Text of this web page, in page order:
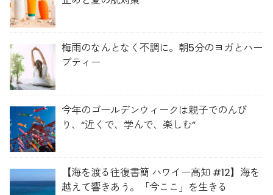
梅雨のなんとなく不調に。朝5分のヨガとハー
ブティー
今年のゴールデンウィークは親子でのんび
り、“近くで、学んで、楽しむ”
【海を渡る往復書簡 ハワイー高知 #12】海を
越えて響きあう。「今ここ」を生きる